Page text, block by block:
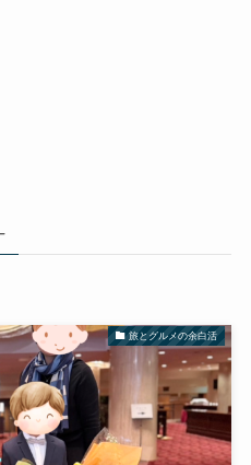
旅とグルメの余白活